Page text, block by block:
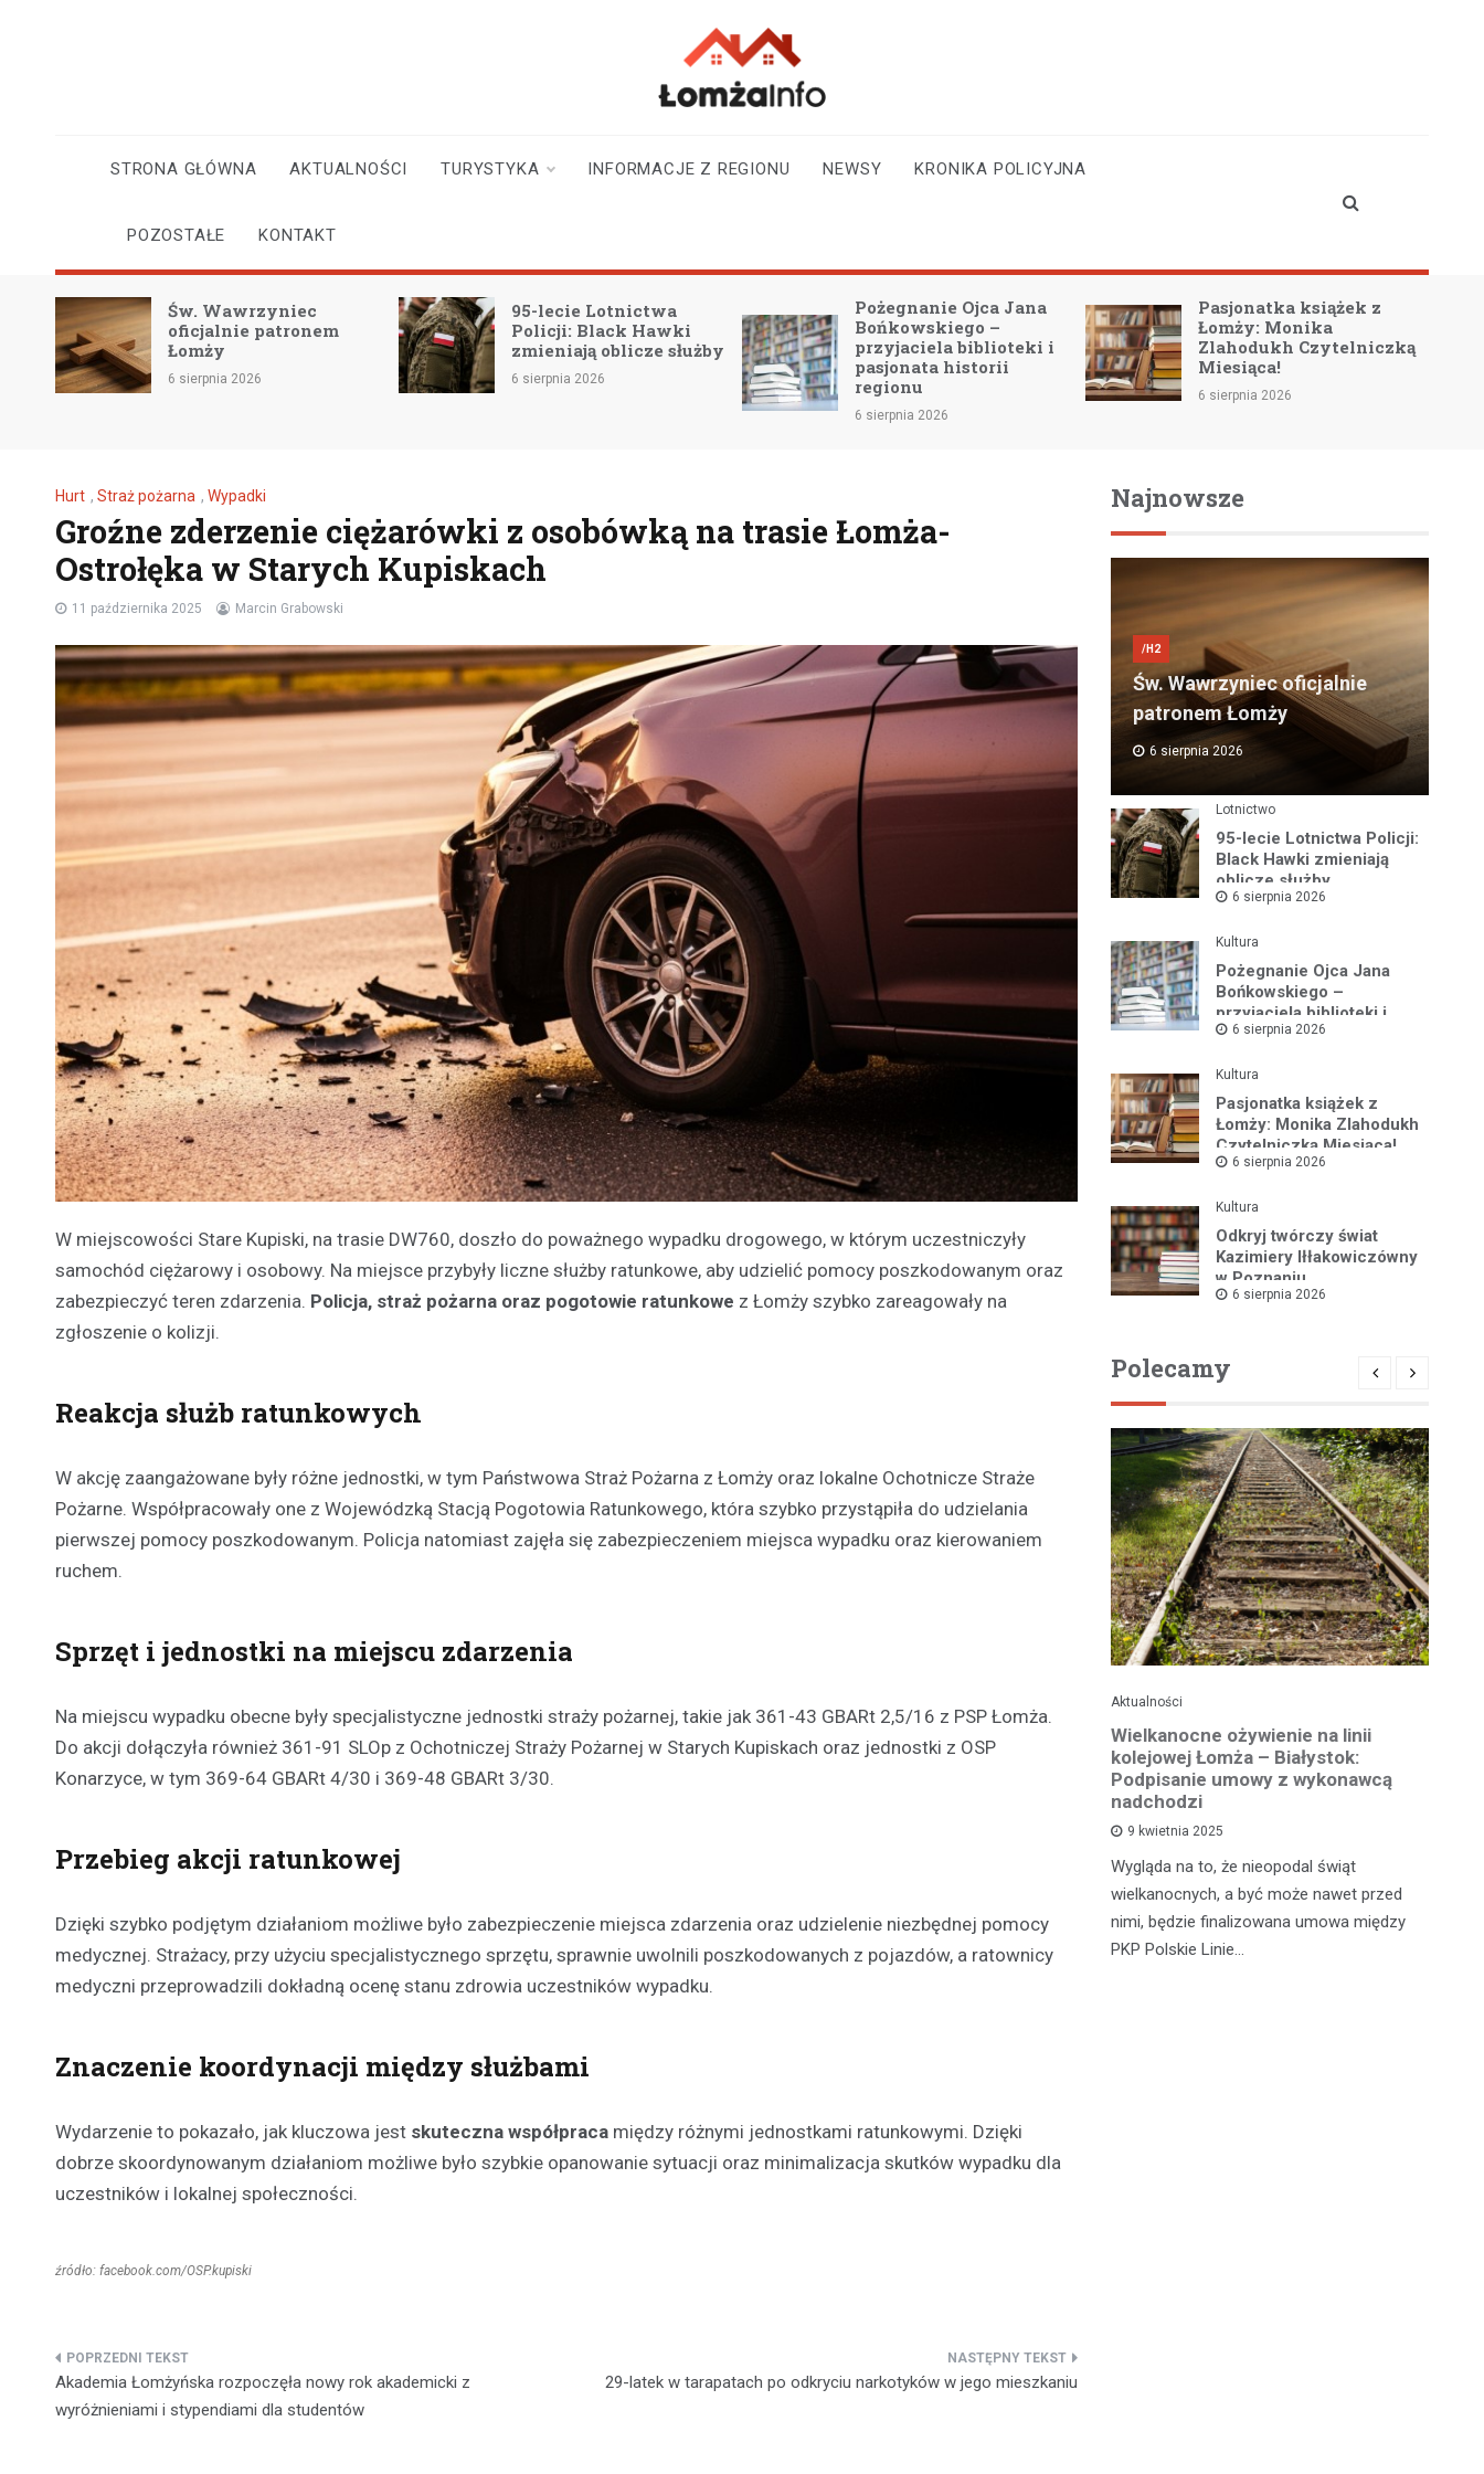
i okolicy
STRONA GŁÓWNA AKTUALNOŚCI TURYSTYKA INFORMACJE Z REGIONU NEWSY KRONIKA POLICYJNA
POZOSTAŁE KONTAKT
Św. Wawrzyniec
oficjalnie patronem
Łomży
6 sierpnia 2026
95-lecie Lotnictwa
Policji: Black Hawki
zmieniają oblicze służby
6 sierpnia 2026
Pożegnanie Ojca Jana
Bońkowskiego –
przyjaciela biblioteki i
pasjonata historii
regionu
6 sierpnia 2026
Pasjonatka książek z
Łomży: Monika
Zlahodukh Czytelniczką
Miesiąca!
6 sierpnia 2026
Hurt , Straż pożarna , Wypadki
Groźne zderzenie ciężarówki z osobówką na trasie Łomża-
Ostrołęka w Starych Kupiskach
11 października 2025 Marcin Grabowski
W miejscowości Stare Kupiski, na trasie DW760, doszło do poważnego wypadku drogowego, w którym uczestniczyły
samochód ciężarowy i osobowy. Na miejsce przybyły liczne służby ratunkowe, aby udzielić pomocy poszkodowanym oraz
zabezpieczyć teren zdarzenia. Policja, straż pożarna oraz pogotowie ratunkowe z Łomży szybko zareagowały na
zgłoszenie o kolizji.
Reakcja służb ratunkowych
W akcję zaangażowane były różne jednostki, w tym Państwowa Straż Pożarna z Łomży oraz lokalne Ochotnicze Straże
Pożarne. Współpracowały one z Wojewódzką Stacją Pogotowia Ratunkowego, która szybko przystąpiła do udzielania
pierwszej pomocy poszkodowanym. Policja natomiast zajęła się zabezpieczeniem miejsca wypadku oraz kierowaniem
ruchem.
Sprzęt i jednostki na miejscu zdarzenia
Na miejscu wypadku obecne były specjalistyczne jednostki straży pożarnej, takie jak 361-43 GBARt 2,5/16 z PSP Łomża.
Do akcji dołączyła również 361-91 SLOp z Ochotniczej Straży Pożarnej w Starych Kupiskach oraz jednostki z OSP
Konarzyce, w tym 369-64 GBARt 4/30 i 369-48 GBARt 3/30.
Przebieg akcji ratunkowej
Dzięki szybko podjętym działaniom możliwe było zabezpieczenie miejsca zdarzenia oraz udzielenie niezbędnej pomocy
medycznej. Strażacy, przy użyciu specjalistycznego sprzętu, sprawnie uwolnili poszkodowanych z pojazdów, a ratownicy
medyczni przeprowadzili dokładną ocenę stanu zdrowia uczestników wypadku.
Znaczenie koordynacji między służbami
Wydarzenie to pokazało, jak kluczowa jest skuteczna współpraca między różnymi jednostkami ratunkowymi. Dzięki
dobrze skoordynowanym działaniom możliwe było szybkie opanowanie sytuacji oraz minimalizacja skutków wypadku dla
uczestników i lokalnej społeczności.
źródło: facebook.com/OSP.kupiski
Nawigacja
wpisu
Akademia Łomżyńska rozpoczęła nowy rok akademicki z
wyróżnieniami i stypendiami dla studentów
29-latek w tarapatach po odkryciu narkotyków w jego mieszkaniu
Najnowsze
/H2
Św. Wawrzyniec oficjalnie
patronem Łomży
6 sierpnia 2026
Lotnictwo
95-lecie Lotnictwa Policji:
Black Hawki zmieniają
oblicze służby
6 sierpnia 2026
Kultura
Pożegnanie Ojca Jana
Bońkowskiego –
przyjaciela biblioteki i
pasjonata historii regionu
6 sierpnia 2026
Kultura
Pasjonatka książek z
Łomży: Monika Zlahodukh
Czytelniczką Miesiąca!
6 sierpnia 2026
Kultura
Odkryj twórczy świat
Kazimiery Iłłakowiczówny
w Poznaniu
6 sierpnia 2026
Polecamy
Chłodne dni stanowią ryzyko dla
osób bezdomnych: jak miejska
niebezpieczeństwo dla tych, którzy nie mają
dachu…
Aktualności
Wielkanocne ożywienie na linii
kolejowej Łomża – Białystok:
Podpisanie umowy z wykonawcą
nadchodzi
9 kwietnia 2025
Wygląda na to, że nieopodal świąt
wielkanocnych, a być może nawet przed
nimi, będzie finalizowana umowa między
PKP Polskie Linie…